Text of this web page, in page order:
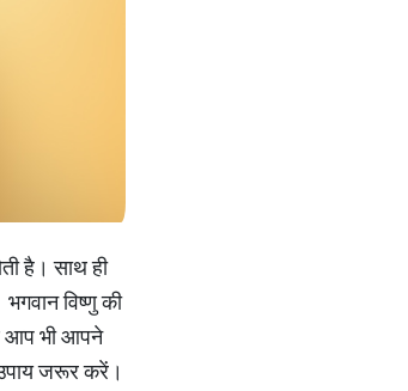
है। साथ ही
विष्णु की
आप भी आपने
जरूर करें।